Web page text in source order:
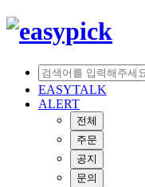
EASYTALK
ALERT
전체
주문
공지
문의